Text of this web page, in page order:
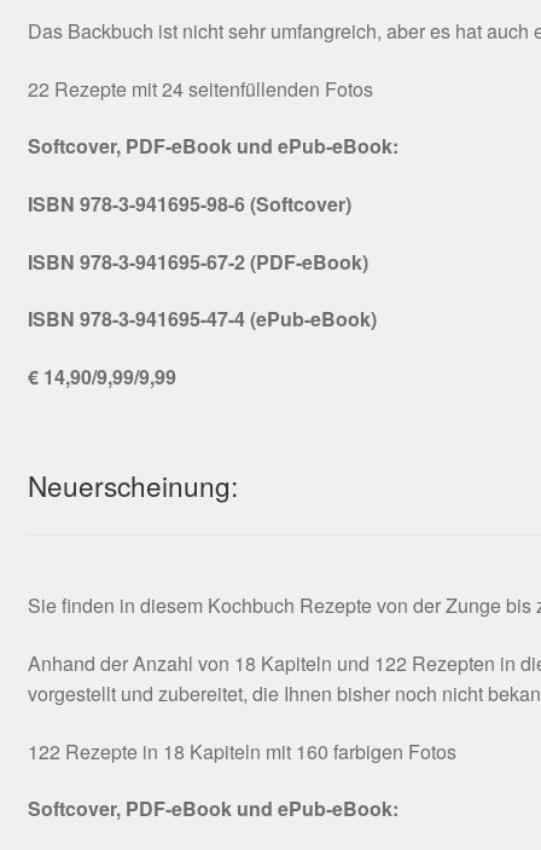
Das Backbuch ist nicht sehr umfangreich, aber es hat
22 Rezepte mit 24 seitenfüllenden Fotos
Softcover, PDF-eBook und ePub-eBook:
ISBN 978-3-941695-98-6 (Softcover)
ISBN 978-3-941695-67-2 (PDF-eBook)
ISBN 978-3-941695-47-4 (ePub-eBook)
€ 14,90/9,99/9,99
Neuerscheinung:
Sie finden in diesem Kochbuch Rezepte von der Zunge
Anhand der Anzahl von 18 Kapiteln und 122 Rezepten in
vorgestellt und zubereitet, die Ihnen bisher noch nicht
122 Rezepte in 18 Kapiteln mit 160 farbigen Fotos
Softcover, PDF-eBook und ePub-eBook: